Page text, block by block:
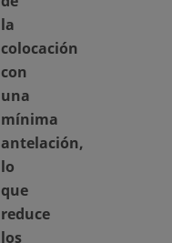
la
colocación
con
una
mínima
antelación,
lo
que
reduce
los